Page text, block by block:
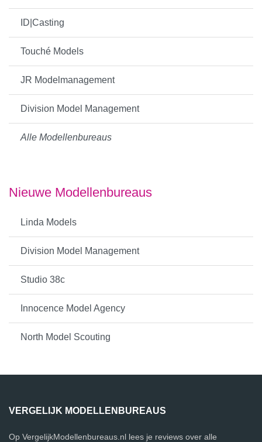
ID|Casting
Touché Models
JR Modelmanagement
Division Model Management
Alle Modellenbureaus
Nieuwe Modellenbureaus
Linda Models
Division Model Management
Studio 38c
Innocence Model Agency
North Model Scouting
VERGELIJK MODELLENBUREAUS
Op VergelijkModellenbureaus.nl lees je reviews over alle